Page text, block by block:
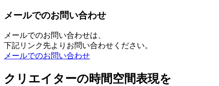
メールでのお問い合わせ
メールでのお問い合わせは、
下記リンク先よりお問い合わせください。
メールでのお問い合わせ
クリエイターの時間空間表現を